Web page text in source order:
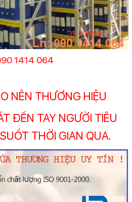
1414 064
NÊN THƯƠNG HIỆU
ĐẾN TAY NGƯỜI TIÊU
THỜI GIAN QUA.